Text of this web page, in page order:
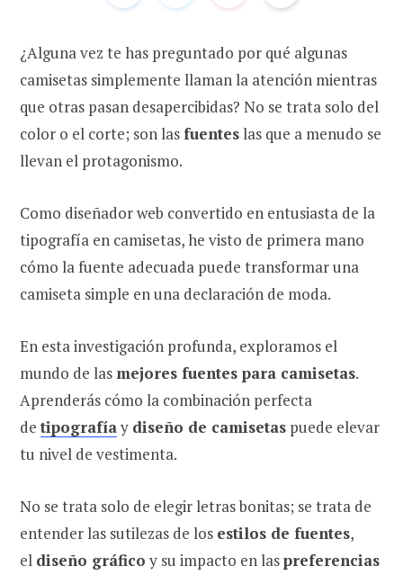
¿Alguna vez te has preguntado por qué algunas
camisetas simplemente llaman la atención mientras
que otras pasan desapercibidas? No se trata solo del
color o el corte; son lasfuentes las que a menudo se
llevan el protagonismo.
Como diseñador web convertido en entusiasta de la
tipografía en camisetas, he visto de primera mano
cómo la fuente adecuada puede transformar una
camiseta simple en una declaración de moda.
En esta investigación profunda, exploramos el
mundo de las mejores fuentes para camisetas.
Aprenderás cómo la combinación perfecta
detipografíay diseño de camisetas puede elevar
tu nivel de vestimenta.
No se trata solo de elegir letras bonitas; se trata de
entender las sutilezas de los estilos de fuentes,
el diseño gráfico y su impacto en laspreferencias